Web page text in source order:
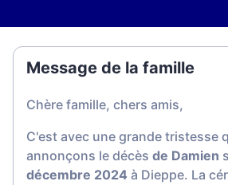
Message de la famille
Chère famille, chers amis,
C'est avec une grande tristesse
annonçons le décès de Damien
décembre 2024 à Dieppe. La